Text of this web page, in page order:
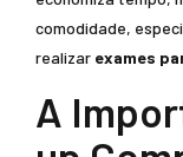
comodidade,
realizar exames
A